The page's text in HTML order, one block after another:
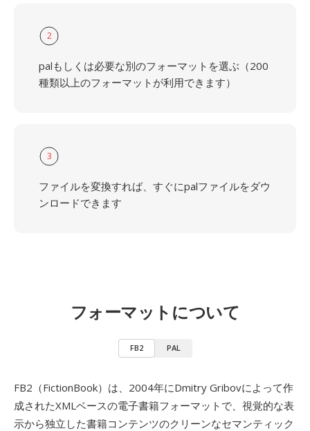
2
palもしくは必要な別のフォーマットを選ぶ（200
種類以上のフォーマットが利用できます）
3
ファイルを変換すれば、すぐにpalファイルをダウ
ンロードできます
フォーマットについて
FB2 PAL
FB2（FictionBook）は、2004年にDmitry Gribovによって作
成されたXMLベースの電子書籍フォーマットで、視覚的な表
示から独立した書籍コンテンツのクリーンなセマンティック